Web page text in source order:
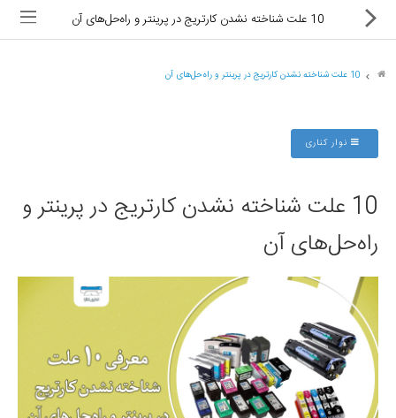
ماشین های اداری
تجهیزات فروشگاهی و بانکی
دستگاه صحافی و پرس
ماشین حساب
10 علت شناخته نشدن کارتریج در پرینتر و راه‌حل‌های آن
10 علت شناخته نشدن کارتریج در پرینتر و راه‌حل‌های آن
نوار کناری
10 علت شناخته نشدن کارتریج در پرینتر و
راه‌حل‌های آن